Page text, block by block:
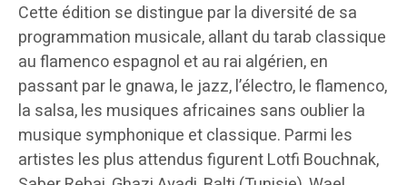
Cette édition se distingue par la diversité de sa
programmation musicale, allant du tarab classique
au flamenco espagnol et au rai algérien, en
passant par le gnawa, le jazz, l’électro, le flamenco,
la salsa, les musiques africaines sans oublier la
musique symphonique et classique. Parmi les
artistes les plus attendus figurent Lotfi Bouchnak,